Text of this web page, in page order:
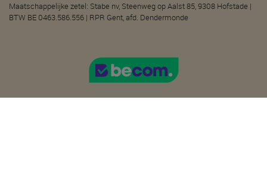
Maatschappelijke zetel: Stabe nv, Steenweg op Aalst 85, 9308 Hofstade |
BTW BE 0463.586.556 | RPR Gent, afd. Dendermonde